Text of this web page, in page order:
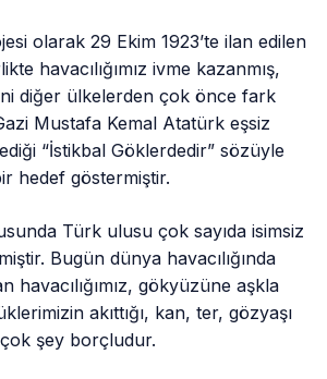
“İstikbal Göklerdedir” sözüyle
hedef göstermiştir.
Türk ulusu çok sayıda isimsiz
Bugün dünya havacılığında
gökyüzüne aşkla
şey borçludur.
ilk şehitlerimiz olan Fethi, Sadık ve
üzere çok güç şartlarda pilotluk
yaşamlarını yitiren havacılık